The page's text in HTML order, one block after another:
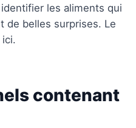
J
les aliments qui
de belles surprises. Le
contenant